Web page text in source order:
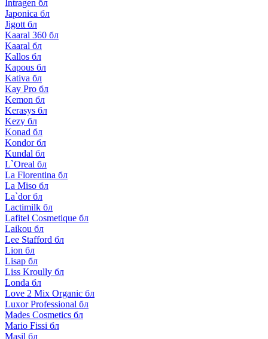
Intragen бл
Japonica бл
Jigott бл
Kaaral 360 бл
Kaaral бл
Kallos бл
Kapous бл
Kativa бл
Kay Pro бл
Kemon бл
Kerasys бл
Kezy бл
Konad бл
Kondor бл
Kundal бл
L`Oreal бл
La Florentina бл
La Miso бл
La`dor бл
Lactimilk бл
Lafitel Cosmetique бл
Laikou бл
Lee Stafford бл
Lion бл
Lisap бл
Liss Kroully бл
Londa бл
Love 2 Mix Organic бл
Luxor Professional бл
Mades Cosmetics бл
Mario Fissi бл
Masil бл